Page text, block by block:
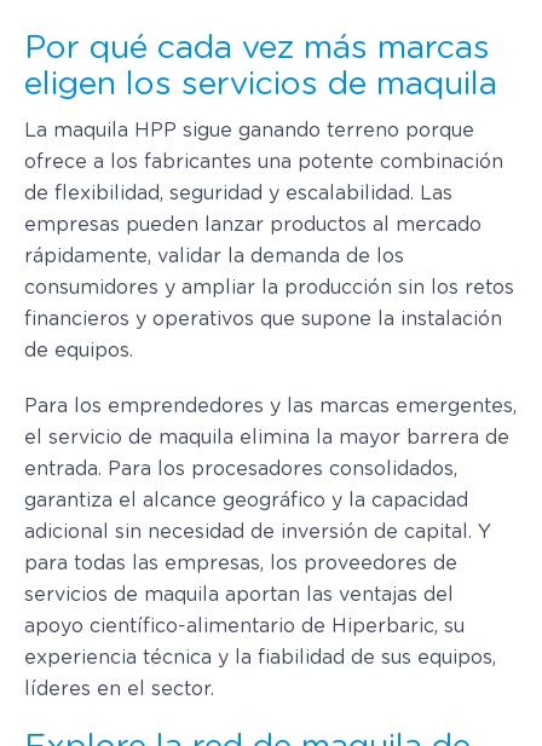
Por qué cada vez más marcas
eligen los servicios de maquila
La maquila HPP sigue ganando terreno porque
ofrece a los fabricantes una potente combinación
de flexibilidad, seguridad y escalabilidad. Las
empresas pueden lanzar productos al mercado
rápidamente, validar la demanda de los
consumidores y ampliar la producción sin los retos
financieros y operativos que supone la instalación
de equipos.
Para los emprendedores y las marcas emergentes,
el servicio de maquila elimina la mayor barrera de
entrada. Para los procesadores consolidados,
garantiza el alcance geográfico y la capacidad
adicional sin necesidad de inversión de capital. Y
para todas las empresas, los proveedores de
servicios de maquila aportan las ventajas del
apoyo científico-alimentario de Hiperbaric, su
experiencia técnica y la fiabilidad de sus equipos,
líderes en el sector.